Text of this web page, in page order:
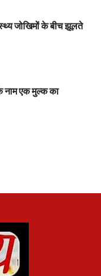
जोखिमों के बीच झूलते
नाम एक मुल्क का